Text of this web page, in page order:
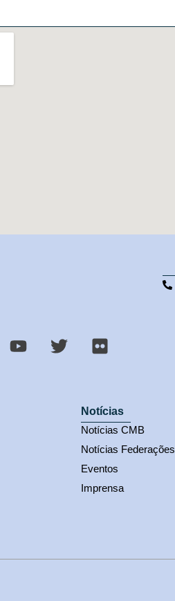
Notícias
Notícias CMB
Notícias Federações
Eventos
Imprensa